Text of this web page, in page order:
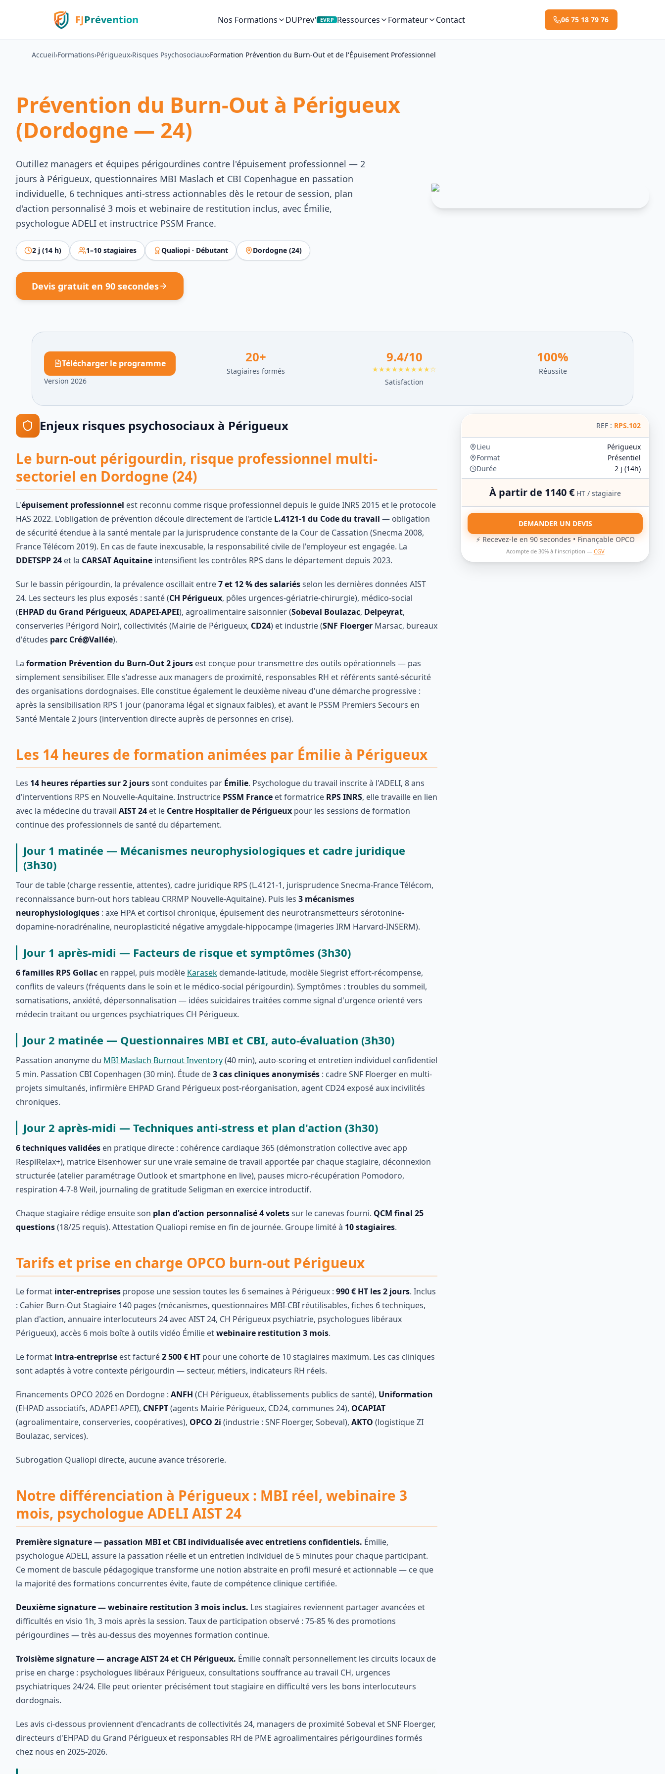
FJPrévention Nos Formations DUPrev' EVRP Ressources Formateur Contact 06 75 18 79 76
Accueil›Formations›Périgueux›Risques Psychosociaux›Formation Prévention du Burn-Out et de l'Épuisement Professionnel
Prévention du Burn-Out à Périgueux
(Dordogne — 24)
Outillez managers et équipes périgourdines contre l'épuisement professionnel — 2
jours à Périgueux, questionnaires MBI Maslach et CBI Copenhague en passation
individuelle, 6 techniques anti-stress actionnables dès le retour de session, plan
d'action personnalisé 3 mois et webinaire de restitution inclus, avec Émilie,
psychologue ADELI et instructrice PSSM France.
2 j (14 h) 1–10 stagiaires Qualiopi · Débutant Dordogne (24)
Devis gratuit en 90 secondes
Télécharger le programme
Version 2026
20+
Stagiaires formés
9.4/10
★★★★★★★★★☆
Satisfaction
100%
Réussite
Enjeux risques psychosociaux à Périgueux
Le burn-out périgourdin, risque professionnel multi-
sectoriel en Dordogne (24)
L'épuisement professionnel est reconnu comme risque professionnel depuis le guide INRS 2015 et le protocole
HAS 2022. L'obligation de prévention découle directement de l'article L.4121-1 du Code du travail — obligation
de sécurité étendue à la santé mentale par la jurisprudence constante de la Cour de Cassation (Snecma 2008,
France Télécom 2019). En cas de faute inexcusable, la responsabilité civile de l'employeur est engagée. La
DDETSPP 24 et la CARSAT Aquitaine intensifient les contrôles RPS dans le département depuis 2023.
Sur le bassin périgourdin, la prévalence oscillait entre7 et 12 % des salariésselon les dernières données AIST
24. Les secteurs les plus exposés : santé (CH Périgueux, pôles urgences-gériatrie-chirurgie), médico-social
(EHPAD du Grand Périgueux, ADAPEI-APEI), agroalimentaire saisonnier (Sobeval Boulazac, Delpeyrat,
conserveries Périgord Noir), collectivités (Mairie de Périgueux, CD24) et industrie (SNF Floerger Marsac, bureaux
d'études parc Cré@Vallée).
La formation Prévention du Burn-Out 2 jours est conçue pour transmettre des outils opérationnels — pas
simplement sensibiliser. Elle s'adresse aux managers de proximité, responsables RH et référents santé-sécurité
des organisations dordognaises. Elle constitue également le deuxième niveau d'une démarche progressive :
après la sensibilisation RPS 1 jour (panorama légal et signaux faibles), et avant le PSSM Premiers Secours en
Santé Mentale 2 jours (intervention directe auprès de personnes en crise).
Les 14 heures de formation animées par Émilie à Périgueux
Les 14 heures réparties sur 2 jourssont conduites par Émilie. Psychologue du travail inscrite à l'ADELI, 8 ans
d'interventions RPS en Nouvelle-Aquitaine. Instructrice PSSM France et formatrice RPS INRS, elle travaille en lien
avec la médecine du travail AIST 24 et le Centre Hospitalier de Périgueux pour les sessions de formation
continue des professionnels de santé du département.
Jour 1 matinée — Mécanismes neurophysiologiques et cadre juridique
(3h30)
Tour de table (charge ressentie, attentes), cadre juridique RPS (L.4121-1, jurisprudence Snecma-France Télécom,
reconnaissance burn-out hors tableau CRRMP Nouvelle-Aquitaine). Puis les 3 mécanismes
neurophysiologiques : axe HPA et cortisol chronique, épuisement des neurotransmetteurs sérotonine-
dopamine-noradrénaline, neuroplasticité négative amygdale-hippocampe (imageries IRM Harvard-INSERM).
Jour 1 après-midi — Facteurs de risque et symptômes (3h30)
6 familles RPS Gollac en rappel, puis modèle Karasek demande-latitude, modèle Siegrist effort-récompense,
conflits de valeurs (fréquents dans le soin et le médico-social périgourdin). Symptômes : troubles du sommeil,
somatisations, anxiété, dépersonnalisation — idées suicidaires traitées comme signal d'urgence orienté vers
médecin traitant ou urgences psychiatriques CH Périgueux.
Jour 2 matinée — Questionnaires MBI et CBI, auto-évaluation (3h30)
Passation anonyme du MBI Maslach Burnout Inventory(40 min), auto-scoring et entretien individuel confidentiel
5 min. Passation CBI Copenhagen (30 min). Étude de3 cas cliniques anonymisés : cadre SNF Floerger en multi-
projets simultanés, infirmière EHPAD Grand Périgueux post-réorganisation, agent CD24 exposé aux incivilités
chroniques.
Jour 2 après-midi — Techniques anti-stress et plan d'action (3h30)
6 techniques validées en pratique directe : cohérence cardiaque 365 (démonstration collective avec app
RespiRelax+), matrice Eisenhower sur une vraie semaine de travail apportée par chaque stagiaire, déconnexion
structurée (atelier paramétrage Outlook et smartphone en live), pauses micro-récupération Pomodoro,
respiration 4-7-8 Weil, journaling de gratitude Seligman en exercice introductif.
Chaque stagiaire rédige ensuite son plan d'action personnalisé 4 voletssur le canevas fourni. QCM final 25
questions(18/25 requis). Attestation Qualiopi remise en fin de journée. Groupe limité à 10 stagiaires.
Tarifs et prise en charge OPCO burn-out Périgueux
Le format inter-entreprises propose une session toutes les 6 semaines à Périgueux : 990 € HT les 2 jours. Inclus
: Cahier Burn-Out Stagiaire 140 pages (mécanismes, questionnaires MBI-CBI réutilisables, fiches 6 techniques,
plan d'action, annuaire interlocuteurs 24 avec AIST 24, CH Périgueux psychiatrie, psychologues libéraux
Périgueux), accès 6 mois boîte à outils vidéo Émilie etwebinaire restitution 3 mois.
Le format intra-entreprise est facturé2 500 € HT pour une cohorte de 10 stagiaires maximum. Les cas cliniques
sont adaptés à votre contexte périgourdin — secteur, métiers, indicateurs RH réels.
Financements OPCO 2026 en Dordogne : ANFH (CH Périgueux, établissements publics de santé), Uniformation
(EHPAD associatifs, ADAPEI-APEI), CNFPT(agents Mairie Périgueux, CD24, communes 24), OCAPIAT
(agroalimentaire, conserveries, coopératives), OPCO 2i (industrie : SNF Floerger, Sobeval), AKTO (logistique ZI
Boulazac, services).
Subrogation Qualiopi directe, aucune avance trésorerie.
Notre différenciation à Périgueux : MBI réel, webinaire 3
mois, psychologue ADELI AIST 24
Première signature — passation MBI et CBI individualisée avec entretiens confidentiels. Émilie,
psychologue ADELI, assure la passation réelle et un entretien individuel de 5 minutes pour chaque participant.
Ce moment de bascule pédagogique transforme une notion abstraite en profil mesuré et actionnable — ce que
la majorité des formations concurrentes évite, faute de compétence clinique certifiée.
Deuxième signature — webinaire restitution 3 mois inclus. Les stagiaires reviennent partager avancées et
difficultés en visio 1h, 3 mois après la session. Taux de participation observé : 75-85 % des promotions
périgourdines — très au-dessus des moyennes formation continue.
Troisième signature — ancrage AIST 24 et CH Périgueux. Émilie connaît personnellement les circuits locaux de
prise en charge : psychologues libéraux Périgueux, consultations souffrance au travail CH, urgences
psychiatriques 24/24. Elle peut orienter précisément tout stagiaire en difficulté vers les bons interlocuteurs
dordognais.
Les avis ci-dessous proviennent d'encadrants de collectivités 24, managers de proximité Sobeval et SNF Floerger,
directeurs d'EHPAD du Grand Périgueux et responsables RH de PME agroalimentaires périgourdines formés
chez nous en 2025-2026.
REF : RPS.102
Lieu
Périgueux
Format
Présentiel
Durée
2 j (14h)
À partir de 1140€ HT / stagiaire
DEMANDER UN DEVIS
⚡ Recevez-le en 90 secondes • Finançable OPCO
Acompte de 30% à l'inscription — CGV